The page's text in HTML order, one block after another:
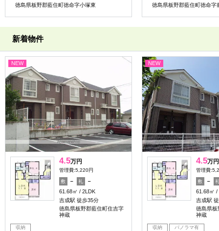
徳島県板野郡藍住町徳命字小塚東
徳島県板野郡藍住町徳命字
新着物件
NEW
4.5万円
管理費:5,220円
敷 － 礼
－
61.68㎡
2LDK
吉成駅 徒歩35分
徳島県板野郡藍住町住吉字
神蔵
収納
NEW
4.5万円
管理費
敷 －
61.68㎡
吉成駅
徳島県板
神蔵
収納 パノラマ有